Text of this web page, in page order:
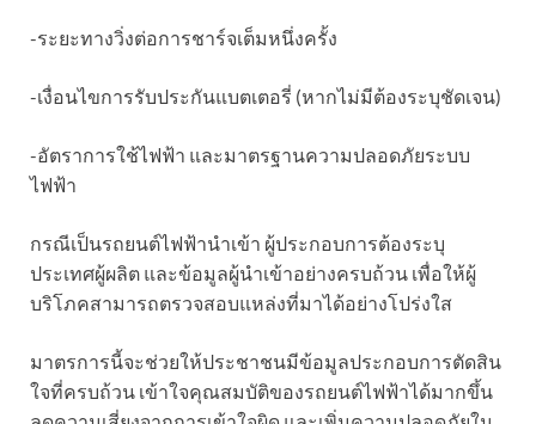
-ระยะทางวิ่งต่อการชาร์จเต็มหนึ่งครั้ง
-เงื่อนไขการรับประกันแบตเตอรี่ (หากไม่มีต้องระบุชัดเจน)
-อัตราการใช้ไฟฟ้า และมาตรฐานความปลอดภัยระบบ
ไฟฟ้า
กรณีเป็นรถยนต์ไฟฟ้านำเข้า ผู้ประกอบการต้องระบุ
ประเทศผู้ผลิต และข้อมูลผู้นำเข้าอย่างครบถ้วน เพื่อให้ผู้
บริโภคสามารถตรวจสอบแหล่งที่มาได้อย่างโปร่งใส
มาตรการนี้จะช่วยให้ประชาชนมีข้อมูลประกอบการตัดสิน
ใจที่ครบถ้วน เข้าใจคุณสมบัติของรถยนต์ไฟฟ้าได้มากขึ้น